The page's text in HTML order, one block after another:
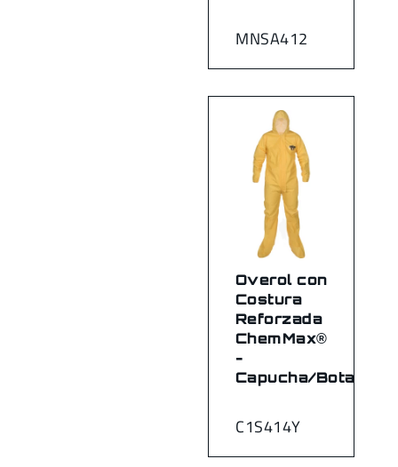
MNSA412
C1S414Y
Overol con
Costura
Reforzada
ChemMax®
-
Capucha/Botas